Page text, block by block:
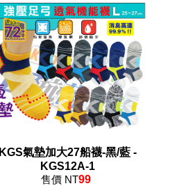
KGS氣墊加大27船襪-黑/藍 -
KGS12A-1
售價 NT99